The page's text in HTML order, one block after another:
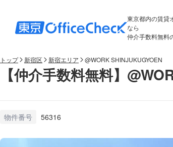
東京都内の賃貸
なら
仲介手数料無料
トップ 新宿区 新宿エリア @WORK SHINJUKUGYOEN
【仲介手数料無料】
物件番号 56316